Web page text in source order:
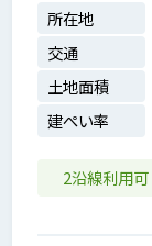
所在地
交通
土地面積
建ぺい率
2沿線利用可